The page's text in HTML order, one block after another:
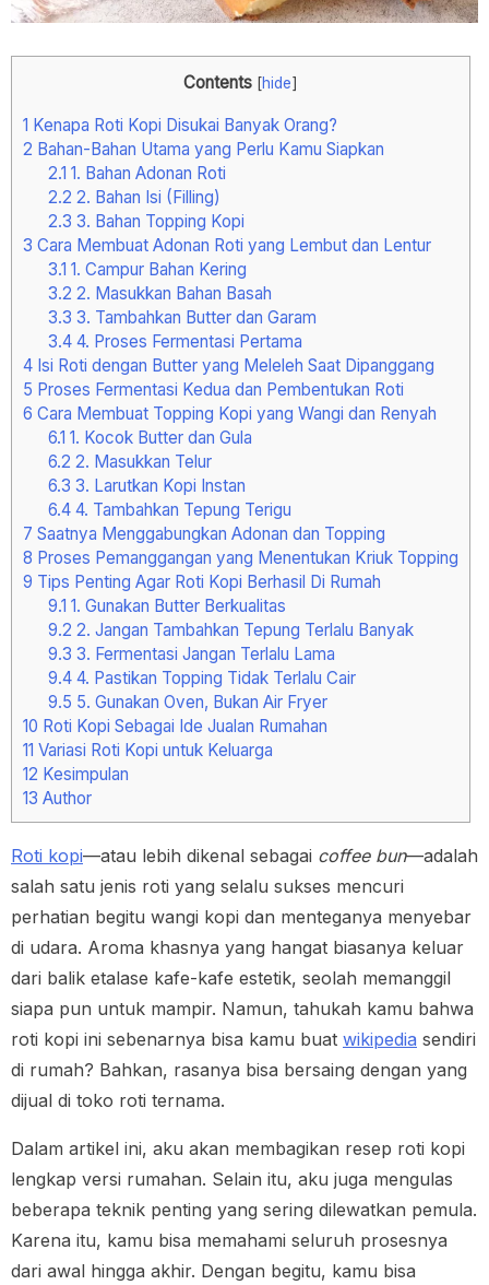
Contents [hide]
1 Kenapa Roti Kopi Disukai Banyak Orang?
2 Bahan-Bahan Utama yang Perlu Kamu Siapkan
2.1 1. Bahan Adonan Roti
2.2 2. Bahan Isi (Filling)
2.3 3. Bahan Topping Kopi
3 Cara Membuat Adonan Roti yang Lembut dan Lentur
3.1 1. Campur Bahan Kering
3.2 2. Masukkan Bahan Basah
3.3 3. Tambahkan Butter dan Garam
3.44. Proses Fermentasi Pertama
4 Isi Roti dengan Butter yang Meleleh Saat Dipanggang
5 Proses Fermentasi Kedua dan Pembentukan Roti
6 Cara Membuat Topping Kopi yang Wangi dan Renyah
6.1 1. Kocok Butter dan Gula
6.2 2. Masukkan Telur
6.3 3. Larutkan Kopi Instan
6.44. Tambahkan Tepung Terigu
7 Saatnya Menggabungkan Adonan dan Topping
8 Proses Pemanggangan yang Menentukan Kriuk Topping
9 Tips Penting Agar Roti Kopi Berhasil Di Rumah
9.1 1. Gunakan Butter Berkualitas
9.2 2. Jangan Tambahkan Tepung Terlalu Banyak
9.3 3. Fermentasi Jangan Terlalu Lama
9.44. Pastikan Topping Tidak Terlalu Cair
9.5 5. Gunakan Oven, Bukan Air Fryer
10 Roti Kopi Sebagai Ide Jualan Rumahan
11 Variasi Roti Kopi untuk Keluarga
12 Kesimpulan
13 Author
Roti kopi—atau lebih dikenal sebagai coffee bun—adalah
salah satu jenis roti yang selalu sukses mencuri
perhatian begitu wangi kopi dan menteganya menyebar
di udara. Aroma khasnya yang hangat biasanya keluar
dari balik etalase kafe-kafe estetik, seolah memanggil
siapa pun untuk mampir. Namun, tahukah kamu bahwa
roti kopi ini sebenarnya bisa kamu buat wikipedia sendiri
di rumah? Bahkan, rasanya bisa bersaing dengan yang
dijual di toko roti ternama.
Dalam artikel ini, aku akan membagikan resep roti kopi
lengkap versi rumahan. Selain itu, aku juga mengulas
beberapa teknik penting yang sering dilewatkan pemula.
Karena itu, kamu bisa memahami seluruh prosesnya
dari awal hingga akhir. Dengan begitu, kamu bisa